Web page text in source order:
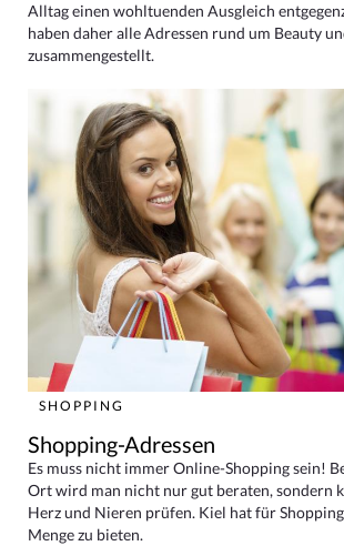
Alltag einen wohltuenden Ausgleich
haben daher alle Adressen rund um Beauty
zusammengestellt.
SHOPPING
Shopping-Adressen
Es muss nicht immer Online-Shopping sein!
Ort wird man nicht nur gut beraten, sondern
Herz und Nieren prüfen. Kiel hat für
Menge zu bieten.